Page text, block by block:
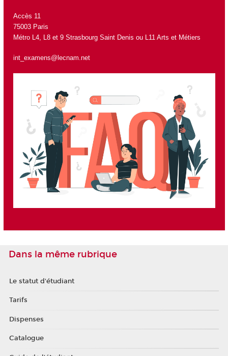
Accès 11
75003 Paris
Métro L4, L8 et 9 Strasbourg Saint Denis ou L11 Arts et Métiers
int_examens@lecnam.net
Dans la même rubrique
Le statut d'étudiant
Tarifs
Dispenses
Catalogue